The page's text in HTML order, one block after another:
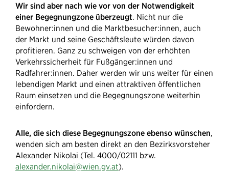
Wir sind aber nach wie vor von der Notwendigkeit
einer Begegnungzone überzeugt. Nicht nur die
Bewohner:innen und die Marktbesucher:innen, auch
der Markt und seine Geschäftsleute würden davon
profitieren. Ganz zu schweigen von der erhöhten
Verkehrssicherheit für Fußgänger:innen und
Radfahrer:innen. Daher werden wir uns weiter für einen
lebendigen Markt und einen attraktiven öffentlichen
Raum einsetzen und die Begegnungszone weiterhin
einfordern.
Alle, die sich diese Begegnungszone ebenso wünschen,
wenden sich am besten direkt an den Bezirksvorsteher
Alexander Nikolai (Tel. 4000/02111 bzw.
alexander.nikolai@wien.gv.at).